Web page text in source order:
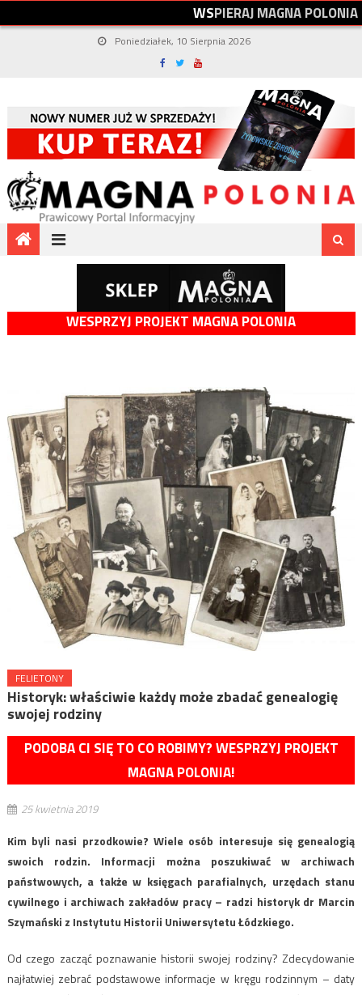
WSPIERAJMAGNAPOLONIA
Poniedziałek, 10 Sierpnia 2026
WESPRZYJ PROJEKT MAGNA POLONIA
FELIETONY
Historyk: właściwie każdy może zbadać genealogię
swojej rodziny
PODOBA CI SIĘ TO CO ROBIMY? WESPRZYJ PROJEKT
MAGNA POLONIA!
25 kwietnia 2019
Kim byli nasi przodkowie? Wiele osób interesuje się genealogią
swoich rodzin. Informacji można poszukiwać w archiwach
państwowych, a także w księgach parafialnych, urzędach stanu
cywilnego i archiwach zakładów pracy – radzi historyk dr Marcin
Szymański z Instytutu Historii Uniwersytetu Łódzkiego.
Od czego zacząć poznawanie historii swojej rodziny? Zdecydowanie
najłatwiej zebrać podstawowe informacje w kręgu rodzinnym – daty